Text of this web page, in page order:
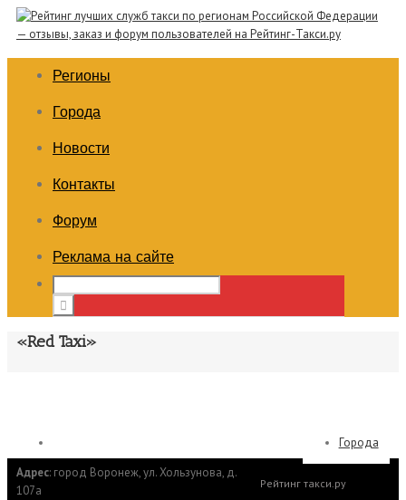
Регионы
Города
Новости
Контакты
Форум
Реклама на сайте
«Red Taxi»
Адрес: город Воронеж, ул. Хользунова, д.
107а
Города
Рейтинг такси.ру